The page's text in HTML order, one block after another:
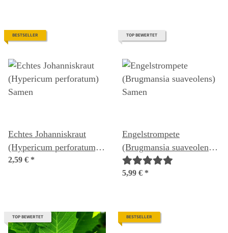
BESTSELLER
Echtes Johanniskraut
(Hypericum perforatum)
Samen
2,59 € *
TOP BEWERTET
Engelstrompete
(Brugmansia suaveolens)
Samen
5,99 € *
TOP BEWERTET BESTSELLER